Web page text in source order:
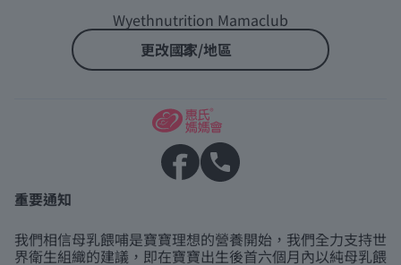
Wyethnutrition Mamaclub
更改國家/地區
重要通知
我們相信母乳餵哺是寶寶理想的營養開始，我們全力支持世
界衛生組織的建議，即在寶寶出生後首六個月內以純母乳餵